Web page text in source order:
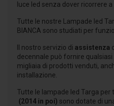
luce led senza dover ricorrere
Tutte le nostre Lampade led
BIANCA sono studiati per
Il nostro servizio di assistenza
decennale può fornire
migliaia di prodotti venduti,
installazione.
Tutte le lampade led Targa per
(2014 in poi) sono dotate di